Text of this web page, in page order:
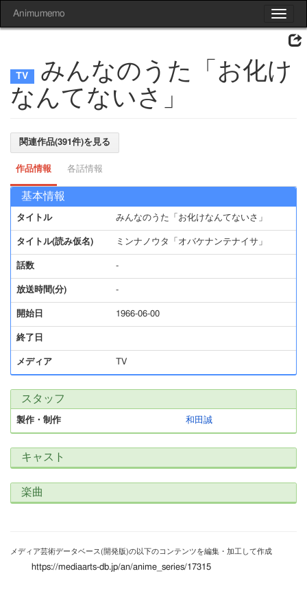
Toggle
Animumemo
みんなのうた「お化け
なんてないさ」
関連作品(391件)を見る
作品情報 各話情報
基本情報
タイトル みんなのうた「お化けなんてないさ」
タイトル(読み仮名) ミンナノウタ「オバケナンテナイサ」
話数 -
放送時間(分) -
開始日 1966-06-00
終了日
メディア TV
スタッフ
製作・制作 和田誠
キャスト
楽曲
メディア芸術データベース(開発版)の以下のコンテンツを編集・加工して作成
https://mediaarts-db.jp/an/anime_series/17315